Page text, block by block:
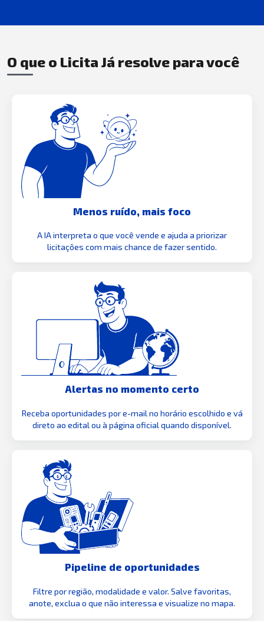
O que o Licita Já resolve para você
Menos ruído, mais foco
A IA interpreta o que você vende e ajuda a priorizar
licitações com mais chance de fazer sentido.
Alertas no momento certo
Receba oportunidades por e-mail no horário escolhido e vá
direto ao edital ou à página oficial quando disponível.
Pipeline de oportunidades
Filtre por região, modalidade e valor. Salve favoritas,
anote, exclua o que não interessa e visualize no mapa.